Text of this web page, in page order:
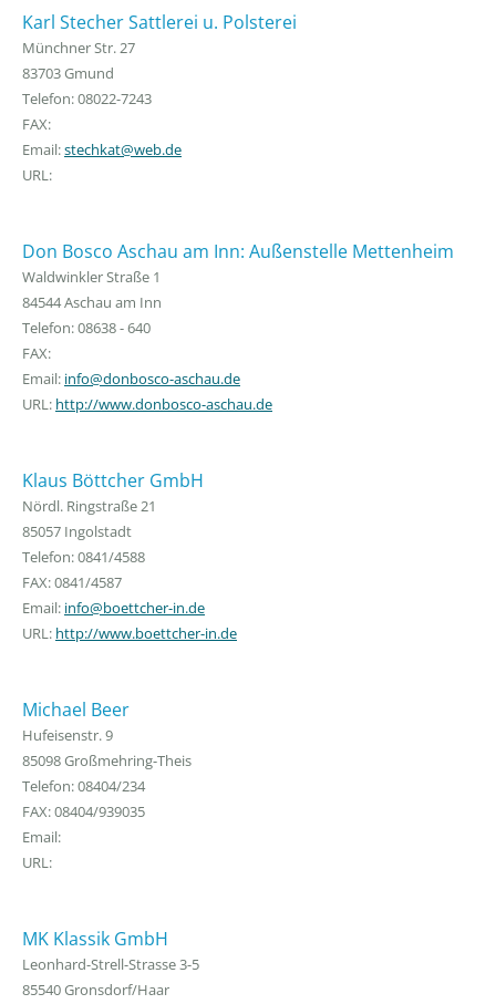
Karl Stecher Sattlerei u. Polsterei
Münchner Str. 27
83703 Gmund
Telefon: 08022-7243
FAX:
Email:stechkat@web.de
URL:
Don Bosco Aschau am Inn: Außenstelle Mettenheim
Waldwinkler Straße 1
84544 Aschau am Inn
Telefon: 08638 - 640
FAX:
Email: info@donbosco-aschau.de
URL: http://www.donbosco-aschau.de
Klaus Böttcher GmbH
Nördl. Ringstraße 21
85057 Ingolstadt
Telefon: 0841/4588
FAX: 0841/4587
Email: info@boettcher-in.de
URL: http://www.boettcher-in.de
Michael Beer
Hufeisenstr. 9
85098 Großmehring-Theis
Telefon: 08404/234
FAX: 08404/939035
Email:
URL:
MK Klassik GmbH
Leonhard-Strell-Strasse 3-5
85540 Gronsdorf/Haar